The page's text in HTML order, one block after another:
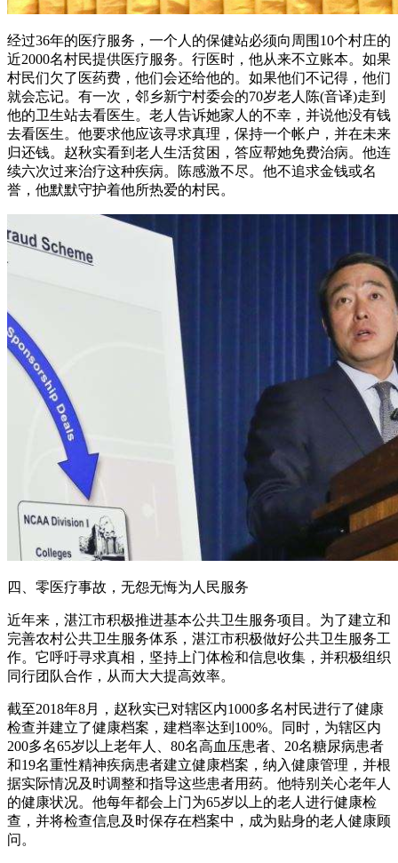
经过36年的医疗服务，一个人的保健站必须向周围10个村庄的
近2000名村民提供医疗服务。行医时，他从来不立账本。如果
村民们欠了医药费，他们会还给他的。如果他们不记得，他们
就会忘记。有一次，邻乡新宁村委会的70岁老人陈(音译)走到
他的卫生站去看医生。老人告诉她家人的不幸，并说他没有钱
去看医生。他要求他应该寻求真理，保持一个帐户，并在未来
归还钱。赵秋实看到老人生活贫困，答应帮她免费治病。他连
续六次过来治疗这种疾病。陈感激不尽。他不追求金钱或名
誉，他默默守护着他所热爱的村民。
四、零医疗事故，无怨无悔为人民服务
近年来，湛江市积极推进基本公共卫生服务项目。为了建立和
完善农村公共卫生服务体系，湛江市积极做好公共卫生服务工
作。它呼吁寻求真相，坚持上门体检和信息收集，并积极组织
同行团队合作，从而大大提高效率。
截至2018年8月，赵秋实已对辖区内1000多名村民进行了健康
检查并建立了健康档案，建档率达到100%。同时，为辖区内
200多名65岁以上老年人、80名高血压患者、20名糖尿病患者
和19名重性精神疾病患者建立健康档案，纳入健康管理，并根
据实际情况及时调整和指导这些患者用药。他特别关心老年人
的健康状况。他每年都会上门为65岁以上的老人进行健康检
查，并将检查信息及时保存在档案中，成为贴身的老人健康顾
问。